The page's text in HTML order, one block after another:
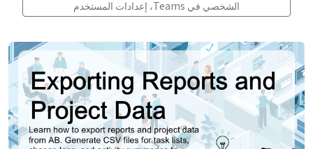
الشخصي في Teams، إعدادات المستخدم